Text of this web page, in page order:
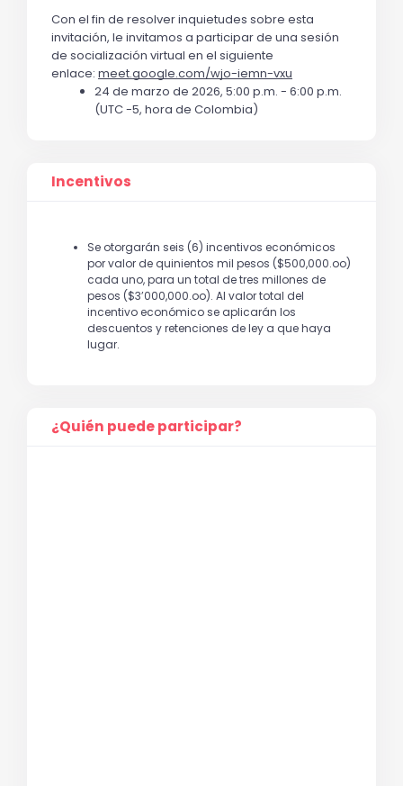
Con el fin de resolver inquietudes sobre esta
invitación, le invitamos a participar de una sesión
de socialización virtual en el siguiente
enlace: meet.google.com/wjo-iemn-vxu
24 de marzo de 2026, 5:00 p.m. - 6:00 p.m.
(UTC -5, hora de Colombia)
Incentivos
Se otorgarán seis (6) incentivos económicos
por valor de quinientos mil pesos ($500,000.oo)
cada uno, para un total de tres millones de
pesos ($3’000,000.oo). Al valor total del
incentivo económico se aplicarán los
descuentos y retenciones de ley a que haya
lugar.
¿Quién puede participar?